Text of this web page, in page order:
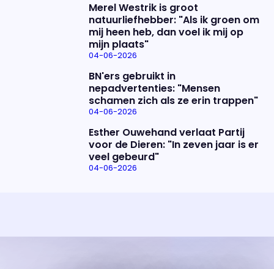
Merel Westrik is groot
natuurliefhebber: "Als ik groen om
mij heen heb, dan voel ik mij op
mijn plaats"
04-06-2026
BN'ers gebruikt in
nepadvertenties: "Mensen
schamen zich als ze erin trappen"
04-06-2026
Esther Ouwehand verlaat Partij
voor de Dieren: "In zeven jaar is er
veel gebeurd"
04-06-2026